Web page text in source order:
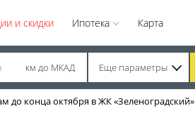
и скидки Ипотека Карта
км до МКАД Еще параметры
до конца октября в ЖК «Зеленоградский»